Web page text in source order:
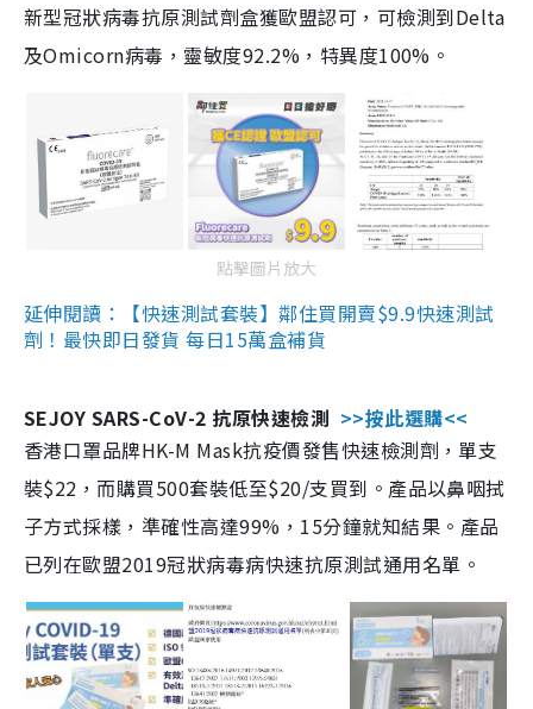
新型冠狀病毒抗原測試劑盒獲歐盟認可，可檢測到Delta
及Omicorn病毒，靈敏度92.2%，特異度100%。
點擊圖片放大
延伸閱讀：【快速測試套裝】鄰住買開賣$9.9快速測試
劑！最快即日發貨 每日15萬盒補貨
SEJOY SARS-CoV-2 抗原快速檢測 >>按此選購<<
香港口罩品牌HK-M Mask抗疫價發售快速檢測劑，單支
裝$22，而購買500套裝低至$20/支買到。產品以鼻咽拭
子方式採樣，準確性高達99%，15分鐘就知結果。產品
已列在歐盟2019冠狀病毒病快速抗原測試通用名單。